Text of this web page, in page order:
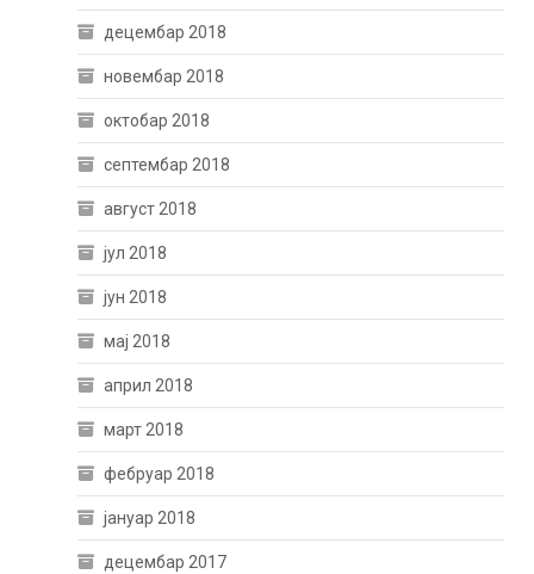
децембар 2018
новембар 2018
октобар 2018
септембар 2018
август 2018
јул 2018
јун 2018
мај 2018
април 2018
март 2018
фебруар 2018
јануар 2018
децембар 2017